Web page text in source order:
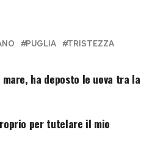
PUGLIA TRISTEZZA
ha deposto le uova tra la
per tutelare il mio